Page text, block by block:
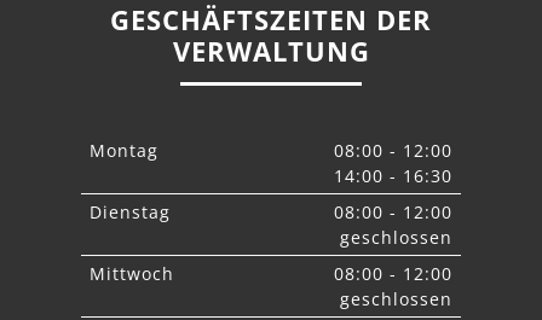
GESCHÄFTSZEITEN DER
VERWALTUNG
Montag
08:00 - 12:00
14:00 - 16:30
Dienstag
08:00 - 12:00
geschlossen
Mittwoch
08:00 - 12:00
geschlossen